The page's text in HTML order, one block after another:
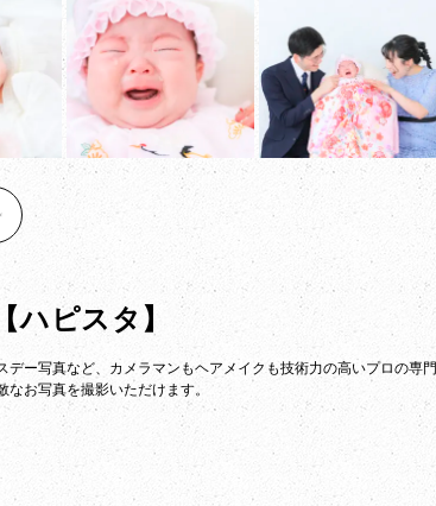
【ハピスタ】
ー写真など、カメラマンもヘアメイクも技術力の高いプロの専門
お写真を撮影いただけます。